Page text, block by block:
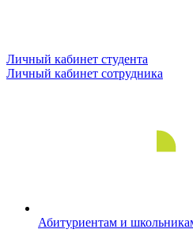
Личный кабинет студента
Личный кабинет сотрудника
Абитуриентам и